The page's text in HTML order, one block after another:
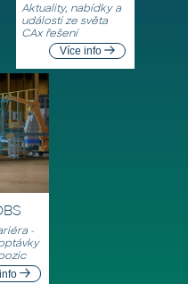
Aktuality, nabídky a
události ze světa
CAx řešení
Více info
-